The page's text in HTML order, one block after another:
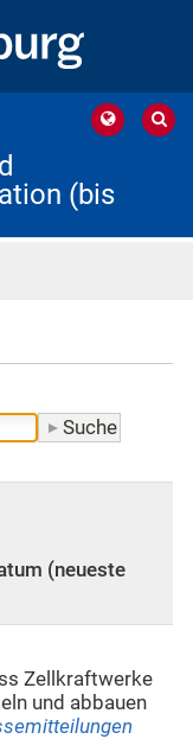
(bis
(neueste
Zellkraftwerke
und abbauen